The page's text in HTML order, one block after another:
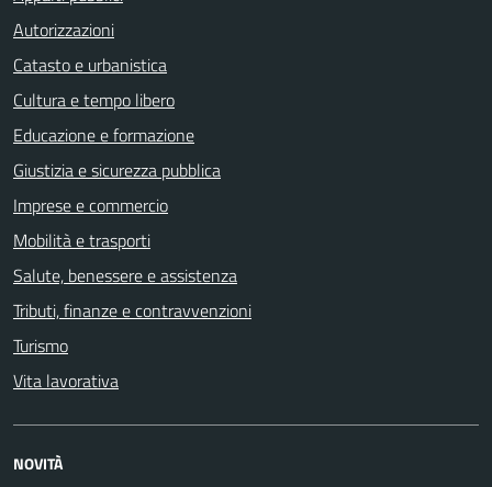
Autorizzazioni
Catasto e urbanistica
Cultura e tempo libero
Educazione e formazione
Giustizia e sicurezza pubblica
Imprese e commercio
Mobilità e trasporti
Salute, benessere e assistenza
Tributi, finanze e contravvenzioni
Turismo
Vita lavorativa
NOVITÀ